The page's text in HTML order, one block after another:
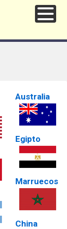
Australia
Egipto
Marruecos
China